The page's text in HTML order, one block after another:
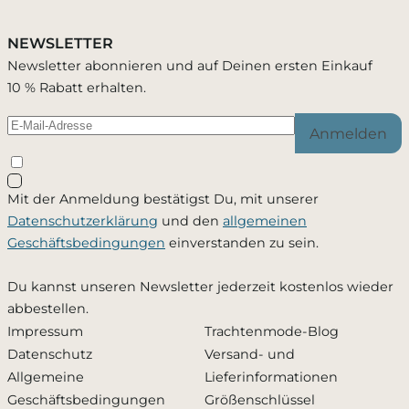
Passend zu diesem Artikel
Du wirst per E-Mail benachrichtigt, sobald der
Artikel wieder verfügbar ist.
Ja, ich möchte - jederzeit widerruflich - per Mail
informiert werden, sobald dieses Produkt wieder
verfügbar ist. Meine Mailadresse wird ausschließlich
weitergegeben. DieDatenschutzerklärunghabe ich
zur Kenntnis genommen.
Rabatt erhalten
NEWSLETTER
Newsletter abonnieren und auf Deinen ersten Einkauf
10 % Rabatt erhalten.
Anmelden
Mit der Anmeldung bestätigst Du, mit unserer
Datenschutzerklärung und den allgemeinen
Geschäftsbedingungen einverstanden zu sein.
Du kannst unseren Newsletter jederzeit kostenlos wieder
abbestellen.
Impressum
Datenschutz
Allgemeine
Geschäftsbedingungen
Trachtenmode-Blog
Versand- und
Lieferinformationen
Größenschlüssel